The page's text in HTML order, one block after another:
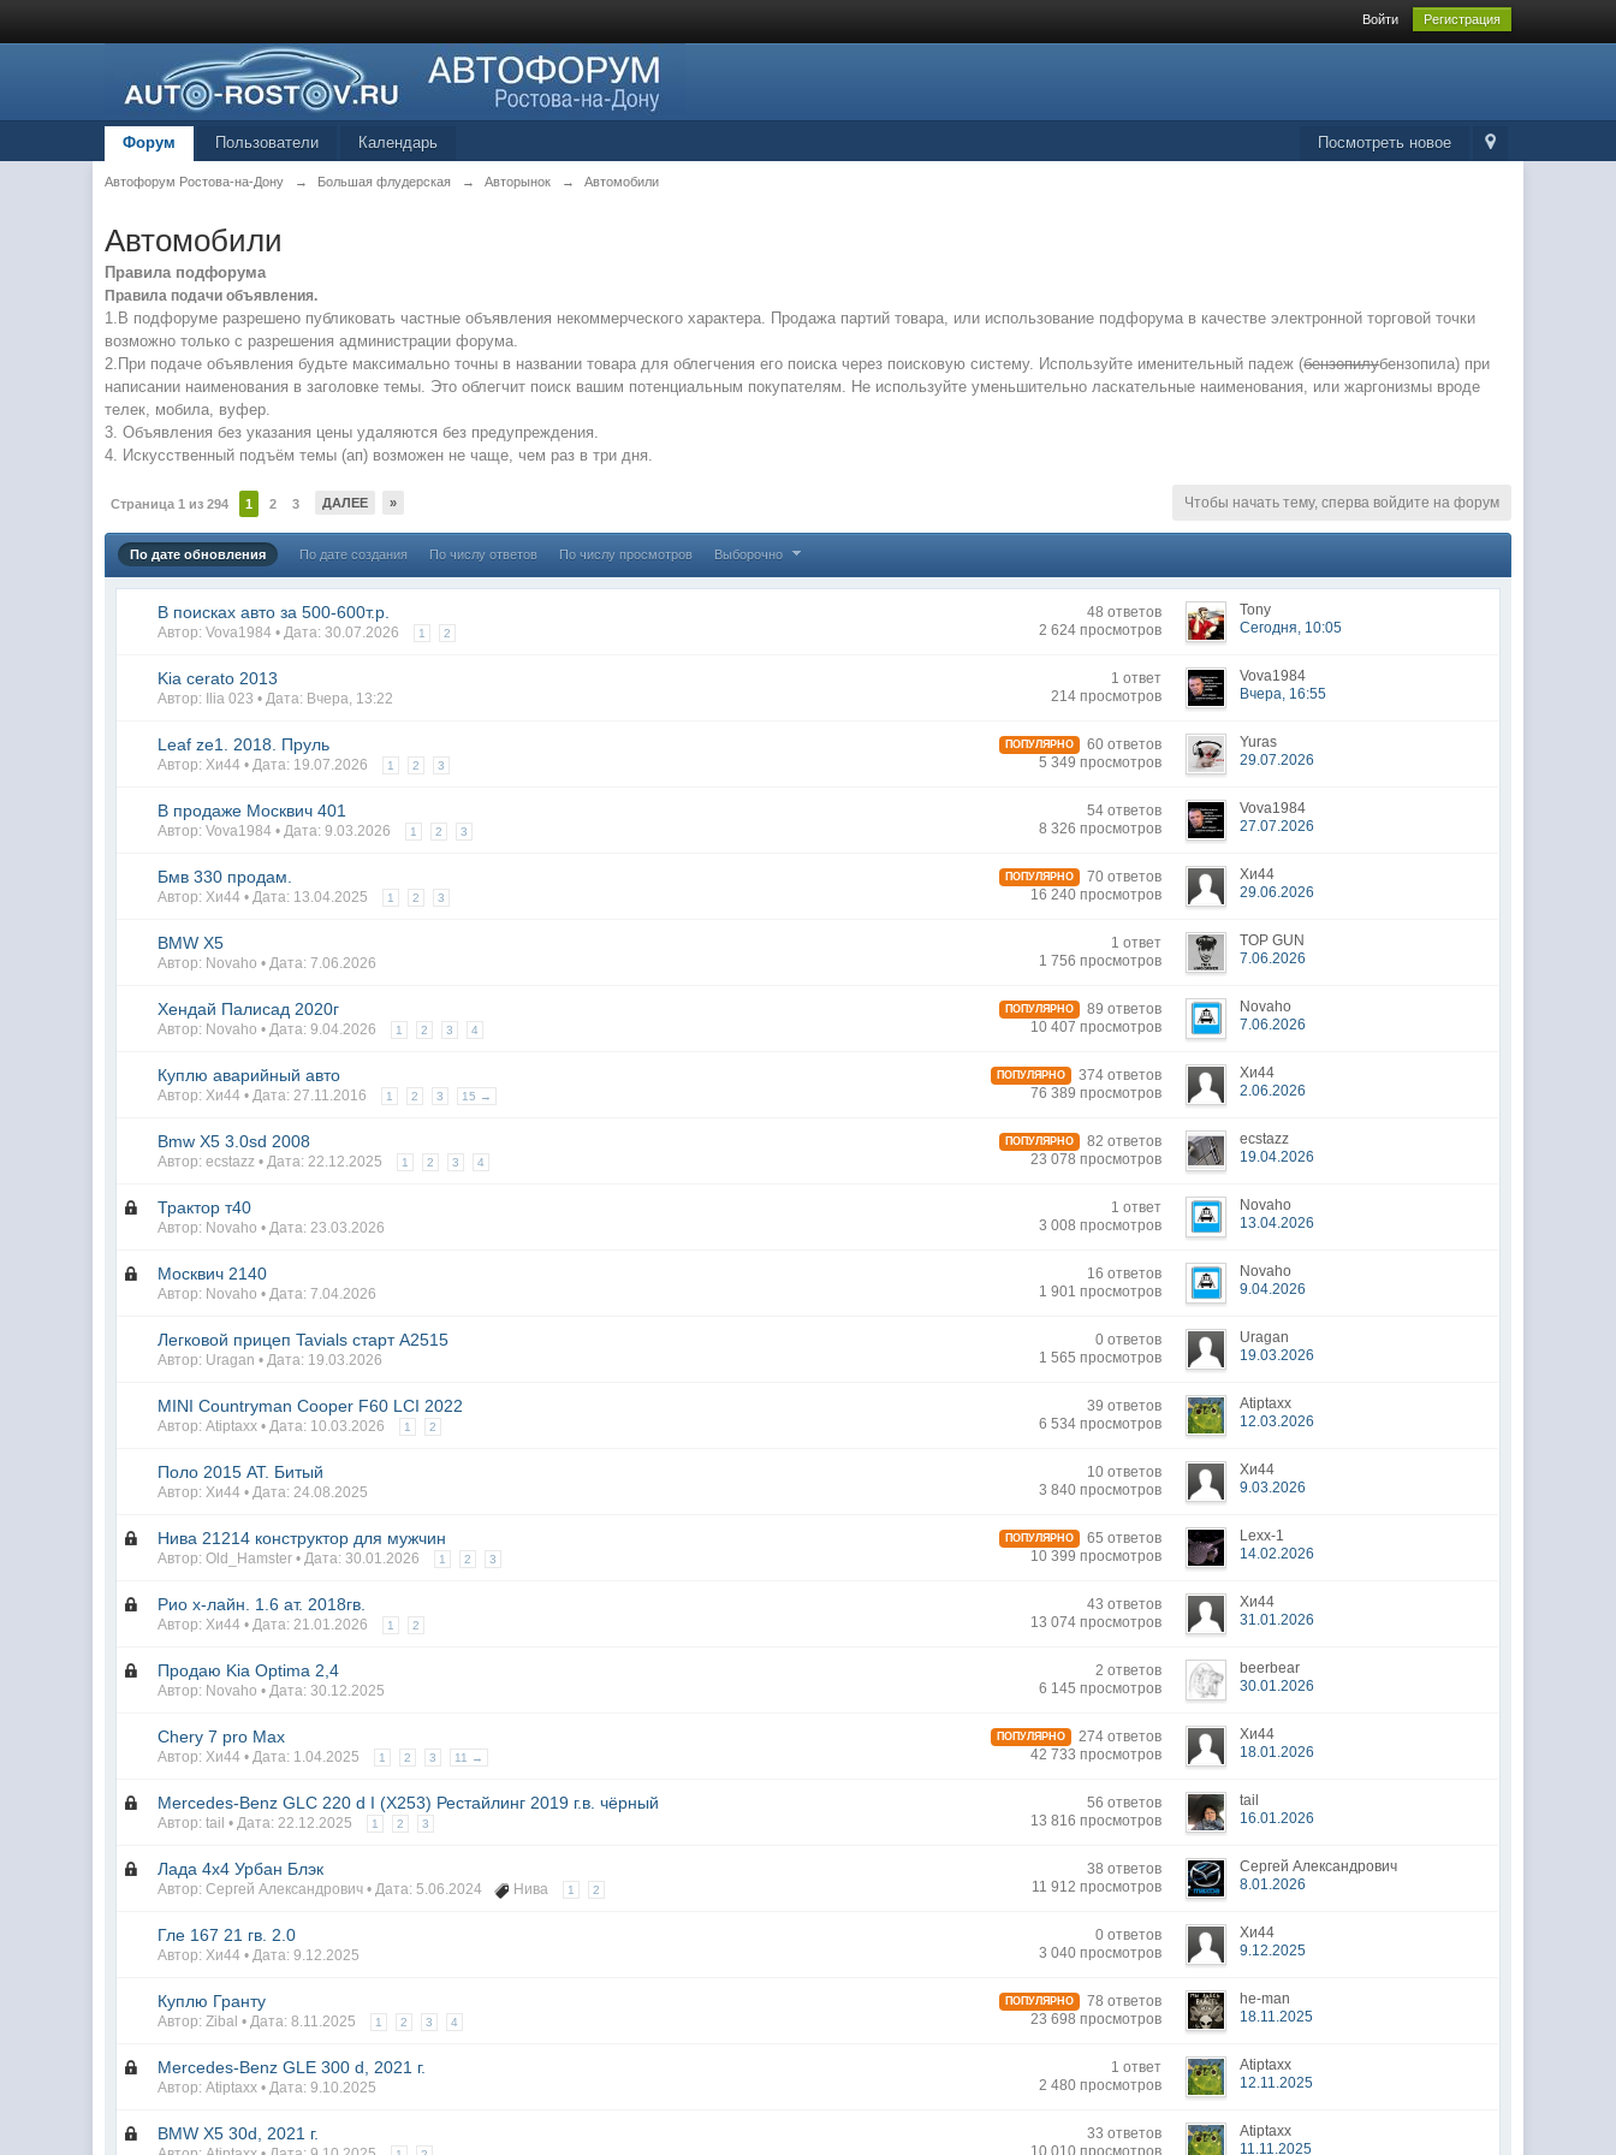
Войти Регистрация
Посмотреть новое
Форум Пользователи Календарь
Автофорум Ростова-на-Дону → Большая флудерская → Авторынок → Автомобили
Автомобили
Правила подфорума
Правила подачи объявления.
1.В подфоруме разрешено публиковать частные объявления некоммерческого характера. Продажа партий товара, или использование подфорума в качестве электронной торговой точки
возможно только с разрешения администрации форума.
2.При подаче объявления будьте максимально точны в названии товара для облегчения его поиска через поисковую систему. Используйте именительный падеж (бензопилубензопила) при
написании наименования в заголовке темы. Это облегчит поиск вашим потенциальным покупателям. Не используйте уменьшительно ласкательные наименования, или жаргонизмы вроде
телек, мобила, вуфер.
3. Объявления без указания цены удаляются без предупреждения.
4. Искусственный подъём темы (ап) возможен не чаще, чем раз в три дня.
Страница 1 из 294 1 2 3 ДАЛЕЕ » Чтобы начать тему, сперва войдите на форум
По дате обновления По дате создания По числу ответов По числу просмотров Выборочно
В поисках авто за 500-600т.р.
Автор: Vova1984 • Дата:30.07.2026 1 2
48 ответов
2 624 просмотров
Tony
Сегодня, 10:05
Kia cerato 2013
Автор: Ilia 023 • Дата: Вчера, 13:22
1 ответ
214 просмотров
Vova1984
Вчера, 16:55
Leaf ze1. 2018. Пруль
Автор: Хи44 • Дата: 19.07.2026 1 2 3
ПОПУЛЯРНО
60 ответов
5 349 просмотров
Yuras
29.07.2026
В продаже Москвич 401
Автор: Vova1984 • Дата:9.03.2026 1 2 3
54 ответов
8 326 просмотров
Vova1984
27.07.2026
Бмв 330 продам.
Автор: Хи44 • Дата: 13.04.2025 1 2 3
ПОПУЛЯРНО
70 ответов
16 240 просмотров
Хи44
29.06.2026
BMW X5
Автор: Novaho • Дата:7.06.2026
1 ответ
1 756 просмотров
TOP GUN
7.06.2026
Хендай Палисад 2020г
Автор: Novaho • Дата:9.04.2026 1 2 3 4
ПОПУЛЯРНО
89 ответов
10 407 просмотров
Novaho
7.06.2026
Куплю аварийный авто
Автор: Хи44 • Дата:27.11.2016 1 2 3 15 →
ПОПУЛЯРНО
374 ответов
76 389 просмотров
Хи44
2.06.2026
Bmw X5 3.0sd 2008
Автор: ecstazz • Дата:22.12.2025 1 2 3 4
ПОПУЛЯРНО
82 ответов
23 078 просмотров
ecstazz
19.04.2026
Трактор т40
Автор: Novaho • Дата:23.03.2026
1 ответ
3 008 просмотров
Novaho
13.04.2026
Москвич 2140
Автор: Novaho • Дата:7.04.2026
16 ответов
1 901 просмотров
Novaho
9.04.2026
Легковой прицеп Tavials старт А2515
Автор: Uragan • Дата: 19.03.2026
0 ответов
1 565 просмотров
Uragan
19.03.2026
MINI Countryman Cooper F60 LCI 2022
Автор: Atiptaxx • Дата: 10.03.2026 1 2
39 ответов
6 534 просмотров
Atiptaxx
12.03.2026
Поло 2015 АТ. Битый
Автор: Хи44 • Дата:24.08.2025
10 ответов
3 840 просмотров
Хи44
9.03.2026
Нива 21214 конструктор для мужчин
Автор: Old_Hamster • Дата:30.01.2026 1 2 3
ПОПУЛЯРНО
65 ответов
10 399 просмотров
Lexx-1
14.02.2026
Рио х-лайн. 1.6 ат. 2018гв.
Автор: Хи44 • Дата:21.01.2026 1 2
43 ответов
13 074 просмотров
Хи44
31.01.2026
Продаю Kia Optima 2,4
Автор: Novaho • Дата:30.12.2025
2 ответов
6 145 просмотров
beerbear
30.01.2026
Chery 7 pro Max
Автор: Хи44 • Дата: 1.04.2025 1 2 3 11 →
ПОПУЛЯРНО
274 ответов
42 733 просмотров
Хи44
18.01.2026
Mercedes-Benz GLC 220 d I (X253) Рестайлинг 2019 г.в. чёрный
Автор: tail • Дата:22.12.2025 1 2 3
56 ответов
13 816 просмотров
tail
16.01.2026
Лада 4х4 Урбан Блэк
Автор: Сергей Александрович • Дата:5.06.2024 Нива 1 2
38 ответов
11 912 просмотров
Сергей Александрович
8.01.2026
Гле 167 21 гв. 2.0
Автор: Хи44 • Дата:9.12.2025
0 ответов
3 040 просмотров
Хи44
9.12.2025
Куплю Гранту
Автор: Zibal • Дата:8.11.2025 1 2 3 4
ПОПУЛЯРНО
78 ответов
23 698 просмотров
he-man
18.11.2025
Mercedes-Benz GLE 300 d, 2021 г.
Автор: Atiptaxx • Дата:9.10.2025
1 ответ
2 480 просмотров
Atiptaxx
12.11.2025
BMW X5 30d, 2021 г.
33 ответов
10 010 просмотров
Atiptaxx
11.11.2025